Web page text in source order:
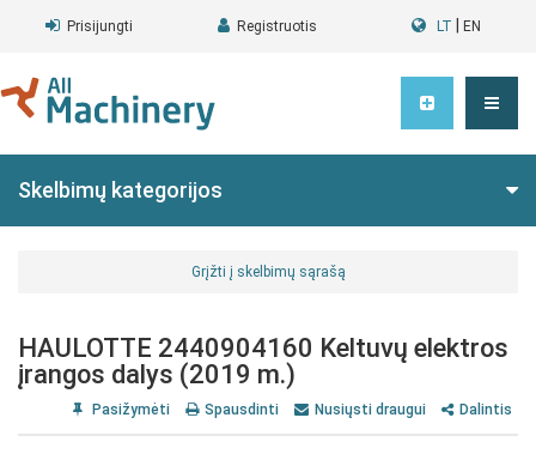
Prisijungti Registruotis LT EN
Skelbimų kategorijos
Grįžti į skelbimų sąrašą
HAULOTTE 2440904160 Keltuvų elektros
įrangos dalys (2019 m.)
Pasižymėti Spausdinti Nusiųsti draugui Dalintis